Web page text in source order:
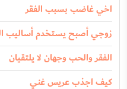
اخي غاضب بسبب الفقر
زوجي أصبح يستخدم أساليب
الفقر والحب وجهان لا يلتقيان
كيف اجذب عريس غني